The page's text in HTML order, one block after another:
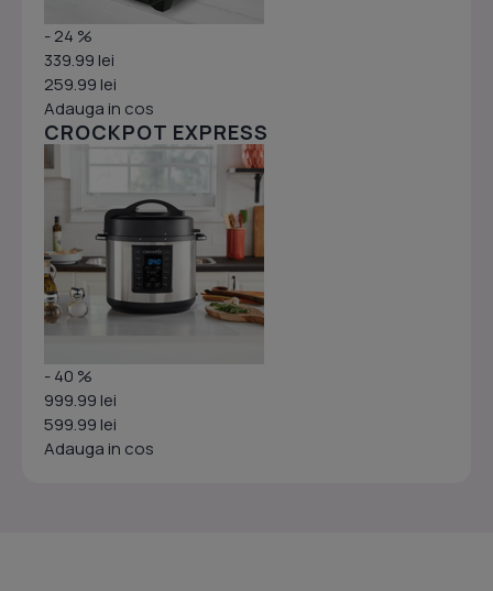
- 24 %
339.99 lei
259.99 lei
Adauga in cos
CROCKPOT EXPRESS
- 40 %
999.99 lei
599.99 lei
Adauga in cos